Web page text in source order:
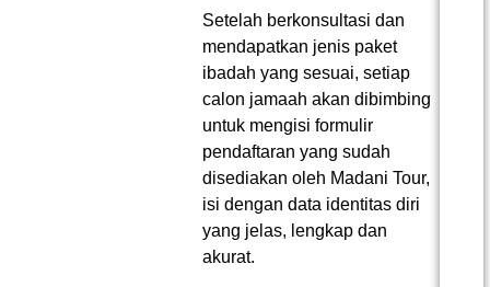
Setelah berkonsultasi dan
mendapatkan jenis paket
ibadah yang sesuai, setiap
calon jamaah akan dibimbing
untuk mengisi formulir
pendaftaran yang sudah
disediakan oleh Madani Tour,
isi dengan data identitas diri
yang jelas, lengkap dan
akurat.